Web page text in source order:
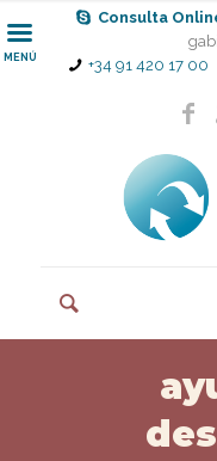
Consulta
+34 91 420 17 00
MENÚ